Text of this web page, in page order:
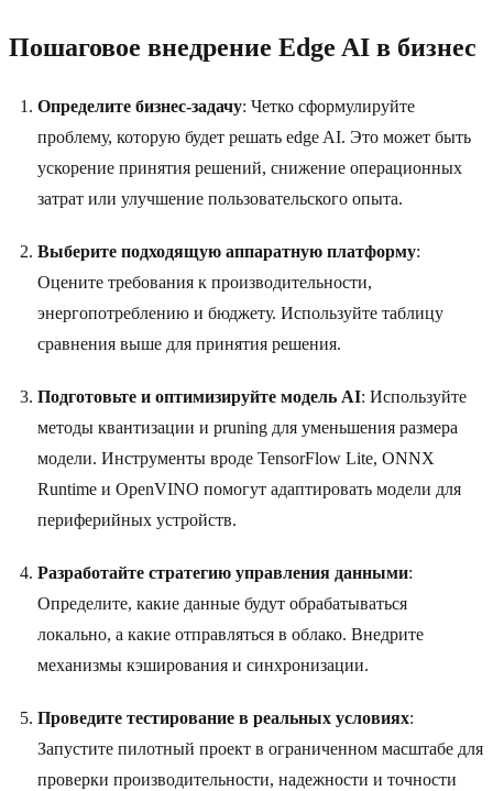
Пошаговое внедрение Edge AI в бизнес
Определите бизнес-задачу: Четко сформулируйте
проблему, которую будет решать edge AI. Это может быть
ускорение принятия решений, снижение операционных
затрат или улучшение пользовательского опыта.
Выберите подходящую аппаратную платформу:
Оцените требования к производительности,
энергопотреблению и бюджету. Используйте таблицу
сравнения выше для принятия решения.
Подготовьте и оптимизируйте модель AI: Используйте
методы квантизации и pruning для уменьшения размера
модели. Инструменты вроде TensorFlow Lite, ONNX
Runtime и OpenVINO помогут адаптировать модели для
периферийных устройств.
Разработайте стратегию управления данными:
Определите, какие данные будут обрабатываться
локально, а какие отправляться в облако. Внедрите
механизмы кэширования и синхронизации.
Проведите тестирование в реальных условиях:
Запустите пилотный проект в ограниченном масштабе для
проверки производительности, надежности и точности